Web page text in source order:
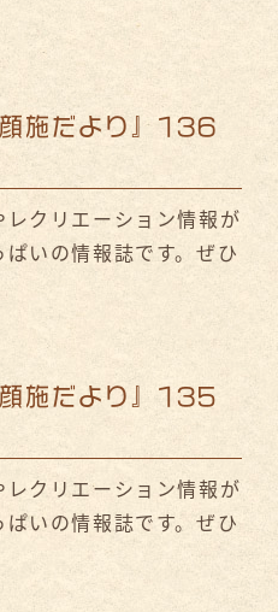
顔施だより』136
クリエーション情報が
いの情報誌です。ぜひ
顔施だより』135
クリエーション情報が
いの情報誌です。ぜひ